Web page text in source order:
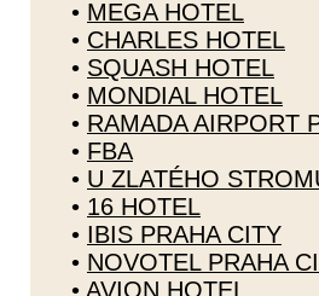
• MEGA HOTEL
• CHARLES HOTEL
• SQUASH HOTEL
• MONDIAL HOTEL
• RAMADA AIRPORT
• FBA
• U ZLATÉHO
• 16 HOTEL
• IBIS PRAHA CITY
• NOVOTEL PRAHA
• AVION HOTEL